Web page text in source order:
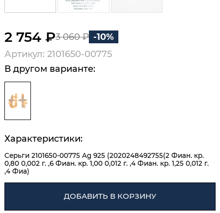
2 754 ₽3 060 ₽ -10%
Артикул: 2101650-00775
В другом варианте:
Характеристики:
Серьги 2101650-00775 Ag 925 (2020248492755(2 Фиан. кр.
0,80 0,002 г. ,6 Фиан. кр. 1,00 0,012 г. ,4 Фиан. кр. 1,25 0,012 г.
,4 Фиа)
ДОБАВИТЬ В КОРЗИНУ